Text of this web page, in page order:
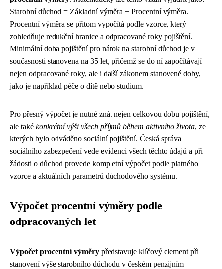
Starobní důchod = Základní výměra + Procentní výměra.
Procentní výměra se přitom vypočítá podle vzorce, který
zohledňuje redukční hranice a odpracované roky pojištění.
Minimální doba pojištění pro nárok na starobní důchod je v
současnosti stanovena na 35 let, přičemž se do ní započítávají
nejen odpracované roky, ale i další zákonem stanovené doby,
jako je například péče o dítě nebo studium.
Pro přesný výpočet je nutné znát nejen celkovou dobu pojištění,
ale také konkrétní výši všech příjmů během aktivního života, ze
kterých bylo odváděno sociální pojištění. Česká správa
sociálního zabezpečení vede evidenci všech těchto údajů a při
žádosti o důchod provede kompletní výpočet podle platného
vzorce a aktuálních parametrů důchodového systému.
Výpočet procentní výměry podle
odpracovaných let
Výpočet procentní výměry představuje klíčový element při
stanovení výše starobního důchodu v českém penzijním